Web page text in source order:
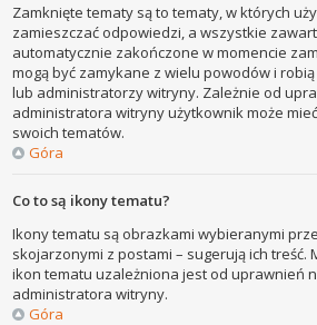
Zamknięte tematy są to tematy, w których
zamieszczać odpowiedzi, a wszystkie
automatycznie zakończone w momencie
mogą być zamykane z wielu powodów i
lub administratorzy witryny. Zależnie od
administratora witryny użytkownik może
swoich tematów.
Góra
Co to są ikony tematu?
Ikony tematu są obrazkami wybieranymi
skojarzonymi z postami – sugerują ich treść.
ikon tematu uzależniona jest od uprawnień
administratora witryny.
Góra